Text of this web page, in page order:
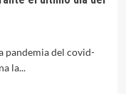
pandemia del covid-
la...